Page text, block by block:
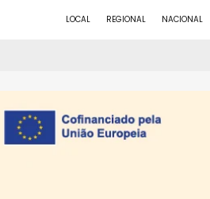
LOCAL REGIONAL NACIONAL